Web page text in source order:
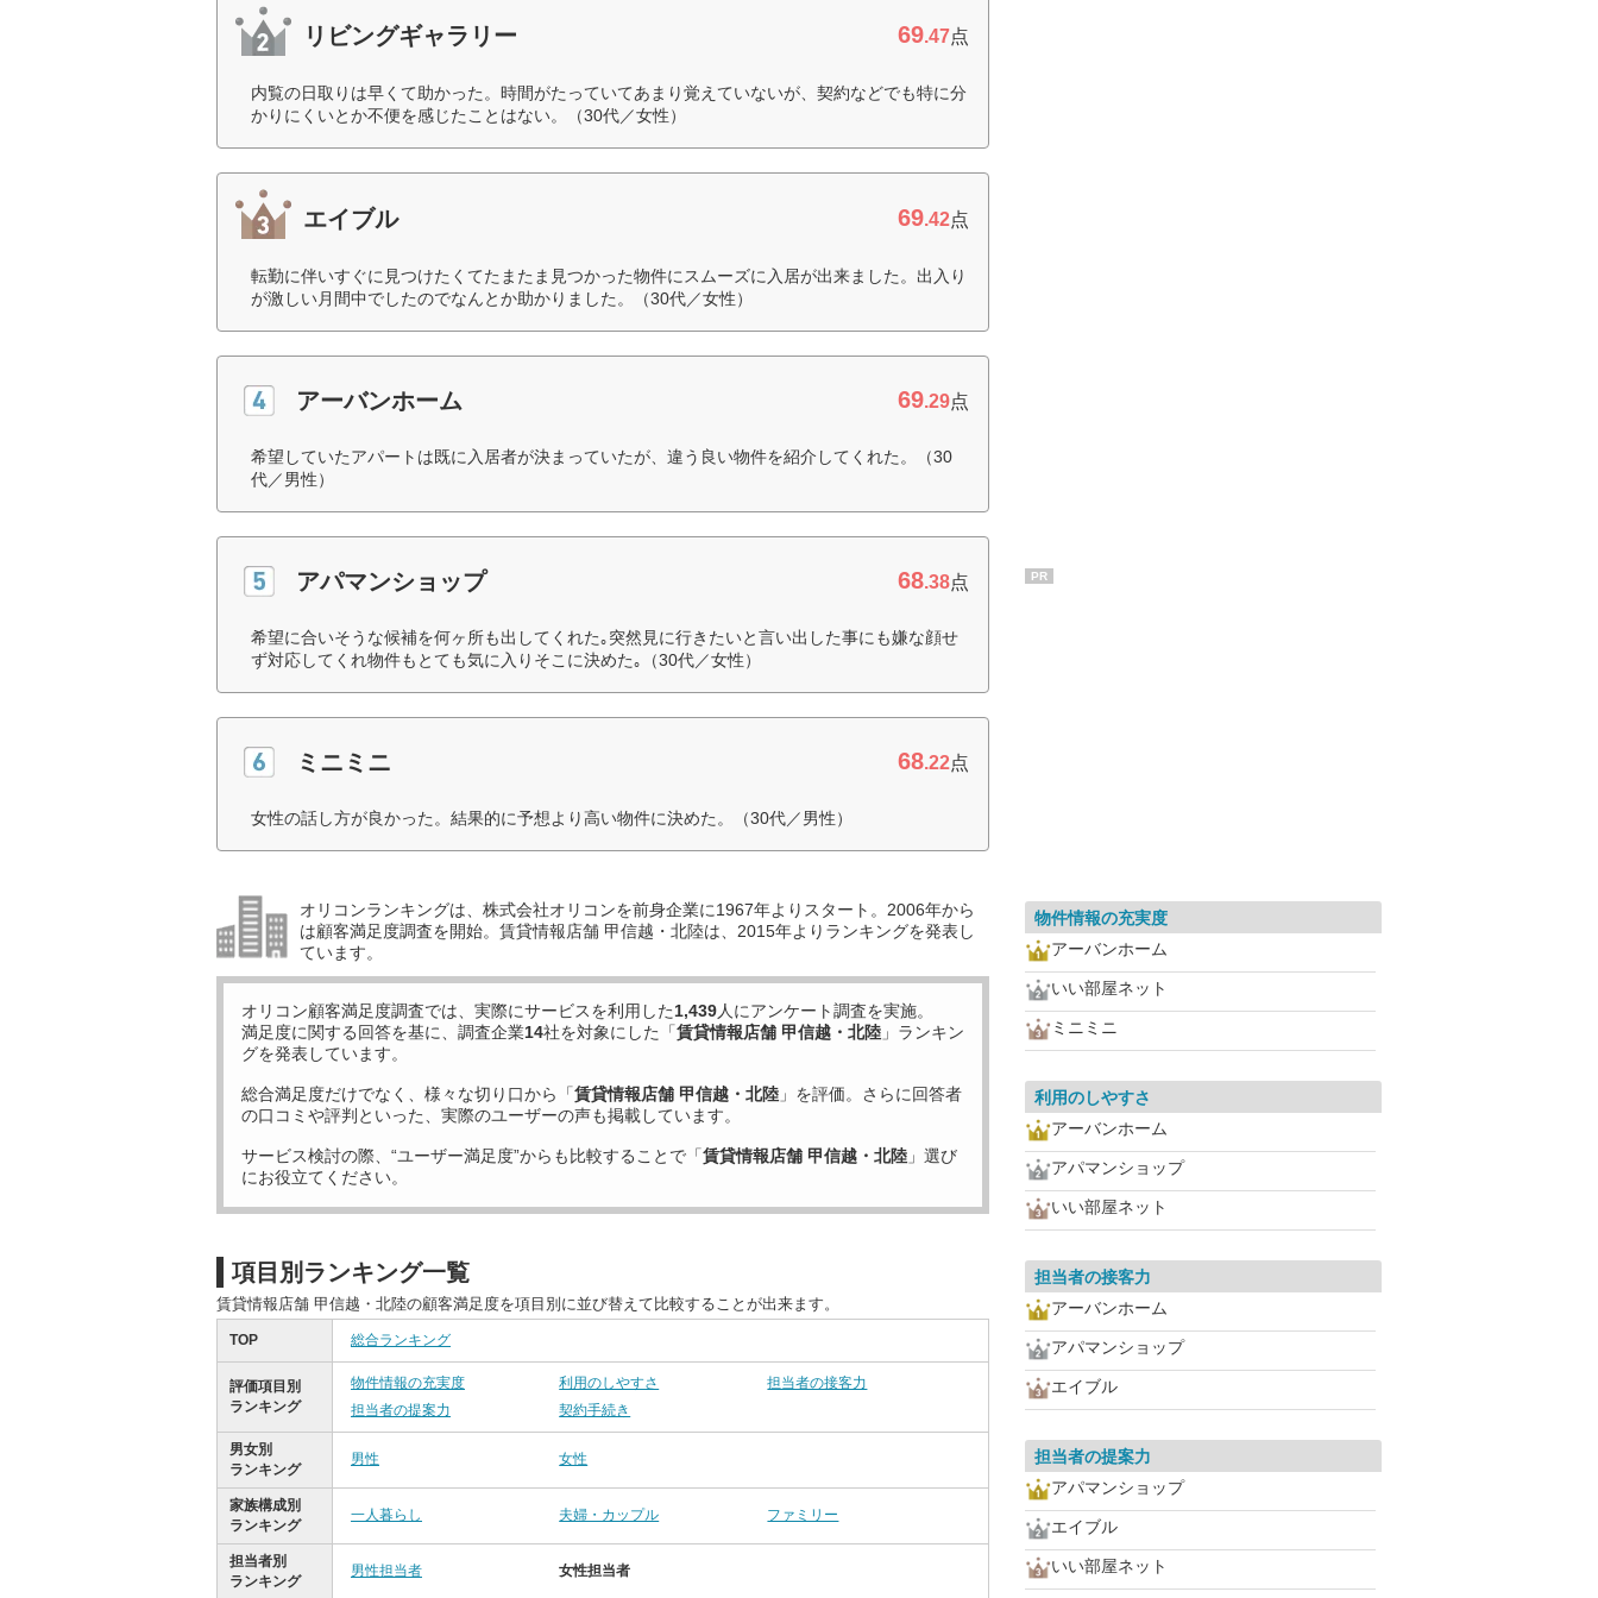
リビングギャラリー 69.47点
内覧の日取りは早くて助かった。時間がたっていてあまり覚えていないが、契約などでも特に分
かりにくいとか不便を感じたことはない。（30代／女性）
エイブル 69.42点
転勤に伴いすぐに見つけたくてたまたま見つかった物件にスムーズに入居が出来ました。出入り
が激しい月間中でしたのでなんとか助かりました。（30代／女性）
アーバンホーム 69.29点
希望していたアパートは既に入居者が決まっていたが、違う良い物件を紹介してくれた。（30
代／男性）
アパマンショップ 68.38点
希望に合いそうな候補を何ヶ所も出してくれた｡突然見に行きたいと言い出した事にも嫌な顔せ
ず対応してくれ物件もとても気に入りそこに決めた｡（30代／女性）
ミニミニ 68.22点
女性の話し方が良かった。結果的に予想より高い物件に決めた。（30代／男性）
オリコンランキングは、株式会社オリコンを前身企業に1967年よりスタート。2006年から
は顧客満足度調査を開始。賃貸情報店舗 甲信越・北陸は、2015年よりランキングを発表し
ています。
オリコン顧客満足度調査では、実際にサービスを利用した1,439人にアンケート調査を実施。
満足度に関する回答を基に、調査企業14社を対象にした「賃貸情報店舗 甲信越・北陸 」ランキン
グを発表しています。
総合満足度だけでなく、様々な切り口から「賃貸情報店舗 甲信越・北陸 」を評価。さらに回答者
の口コミや評判といった、実際のユーザーの声も掲載しています。
サービス検討の際、“ユーザー満足度”からも比較することで「賃貸情報店舗 甲信越・北陸 」選び
にお役立てください。
項目別ランキング一覧
賃貸情報店舗 甲信越・北陸の顧客満足度を項目別に並び替えて比較することが出来ます。
TOP 総合ランキング
評価項目別
ランキング
物件情報の充実度 利用のしやすさ
担当者の接客力
担当者の提案力
契約手続き
男女別
ランキング
男性 女性
家族構成別
ランキング
一人暮らし 夫婦・カップル ファミリー
担当者別
ランキング
男性担当者 女性担当者
PR
物件情報の充実度
アーバンホーム
いい部屋ネット
ミニミニ
利用のしやすさ
アーバンホーム
アパマンショップ
いい部屋ネット
担当者の接客力
アーバンホーム
アパマンショップ
エイブル
担当者の提案力
アパマンショップ
エイブル
いい部屋ネット